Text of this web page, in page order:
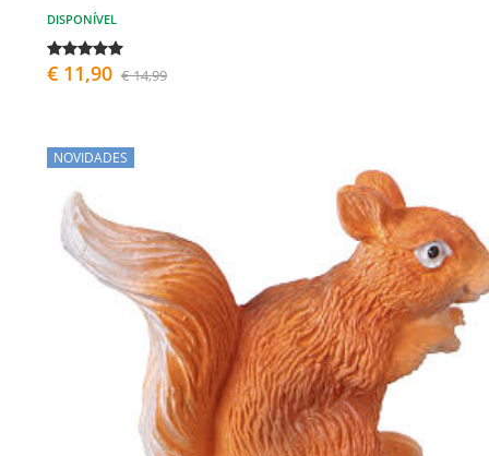
DISPONÍVEL
€ 11,90 € 14,99
NOVIDADES